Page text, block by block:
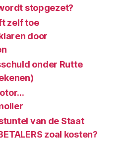
stopgezet?
zelf toe
door
onder Rutte
van de Staat
zoal kosten?